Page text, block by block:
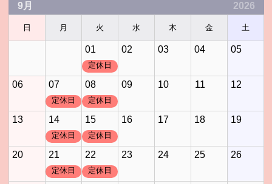
9月 2026
日 月 火 水 木 金 土
01
定休日
02 03 04 05
06 07
定休日
08
定休日
09 10 11 12
13 14
定休日
15
定休日
16 17 18 19
20 21
定休日
22
定休日
23 24 25 26